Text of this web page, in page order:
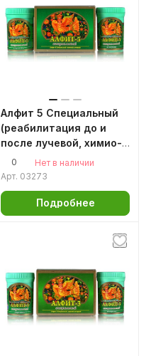
Алфит 5 Специальный
(реабилитация до и
после лучевой, химио-
терапии при облучении
кишечника или
0
Нет в наличии
Арт. 03273
Подробнее